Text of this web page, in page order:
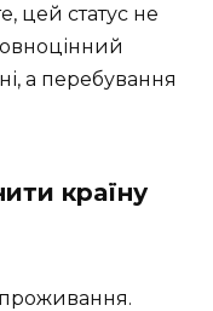
цей статус не
а перебування
країну